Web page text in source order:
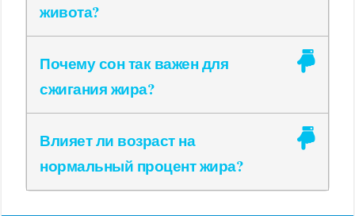
живота?
Почему сон так важен для
сжигания жира?
Влияет ли возраст на
нормальный процент жира?